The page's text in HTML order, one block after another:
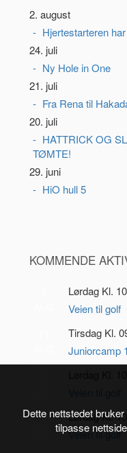
2. august
Hjertestarteren
24. juli
Ny Hole in One
21. juli
Fra Rena til
20. juli
HATTRICK OG
TØMTE!
29. juni
HiO hull 5
KOMMENDE
Lørdag Kl.
Veien til golf
Tirsdag Kl.
Juniorcamp
5
Lørdag Kl.
Veien til golf
Dette nettstedet
tilpasse